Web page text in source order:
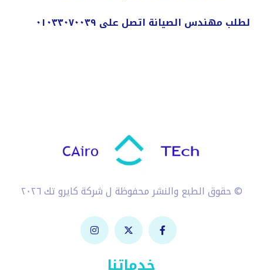
لطلب مهندس الصيانة اتصل على ٠١٠٣٣٠٧٠٠٣٩
© حقوق الطبع والنشر محفوظة ل شركة كايرو تك ٢٠٢٦